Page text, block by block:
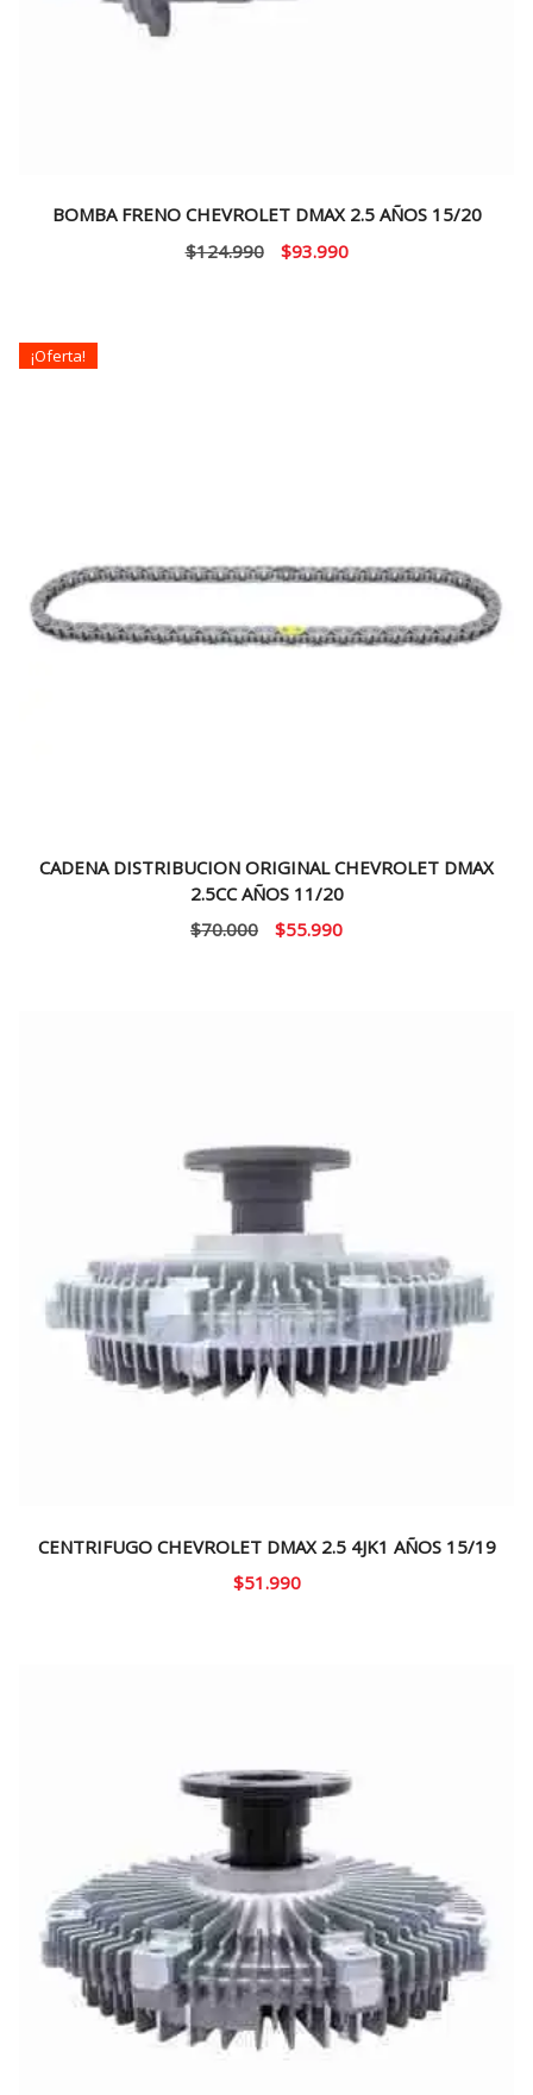
BOMBA FRENO CHEVROLET DMAX 2.5 AÑOS 15/20
$124.990
El
$93.990El
¡Oferta!
CADENA DISTRIBUCION ORIGINAL CHEVROLET DMAX
2.5CC AÑOS 11/20
$70.000
El
$55.990El
CENTRIFUGO CHEVROLET DMAX 2.5 4JK1 AÑOS 15/19
$51.990